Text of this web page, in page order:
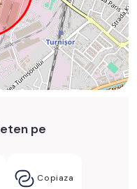
pe
Copiaza